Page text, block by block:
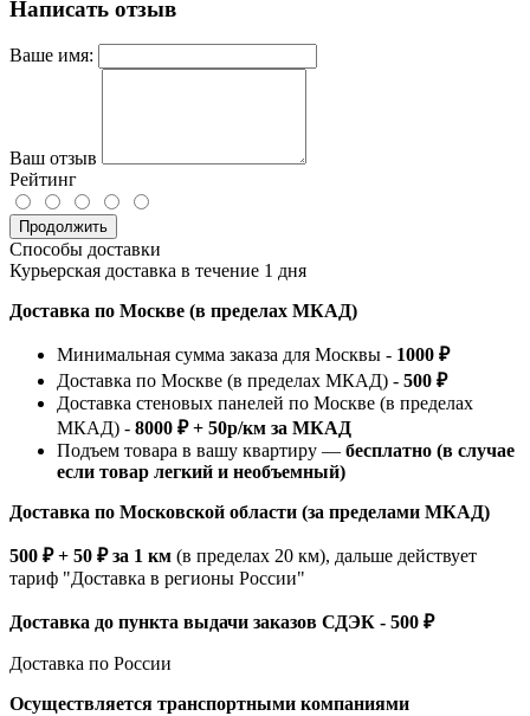
Написать отзыв
Ваше имя:
Ваш отзыв
Рейтинг
Продолжить
Способы доставки
Курьерская доставка в течение 1 дня
Доставка по Москве (в пределах МКАД)
Минимальная сумма заказа для Москвы - 1000 ₽
Доставка по Москве (в пределах МКАД) - 500 ₽
Доставка стеновых панелей по Москве (в пределах
МКАД) - 8000 ₽ + 50р/км за МКАД
Подъем товара в вашу квартиру — бесплатно (в случае
если товар легкий и необъемный)
Доставка по Московской области (за пределами МКАД)
500 ₽ + 50 ₽ за 1 км (в пределах 20 км), дальше действует
тариф "Доставка в регионы России"
Доставка до пункта выдачи заказов СДЭК - 500 ₽
Доставка по России
Осуществляется транспортными компаниями